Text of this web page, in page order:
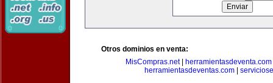
Otros dominios en venta:
MisCompras.net| herramientasdeventa.com
herramientasdeventas.com|